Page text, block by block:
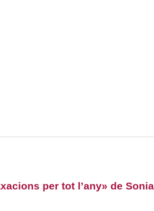
per tot l’any» de Sonia